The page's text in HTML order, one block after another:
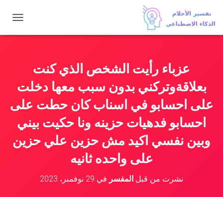
ب
ت
ق
عزباء رأيت الشخص الذي كنت
بعلاقةوتركني بدون سبب معها دخلت
على احسابو في اسناب كان حطت على
احسابو فدهيات حزينه ونا حكيت بيني
وبين نفسي اكيد مش حزين علي حزين
على واحده ثانيه
نشرت من قبل المفسر في 29 نوفمبر، 2023